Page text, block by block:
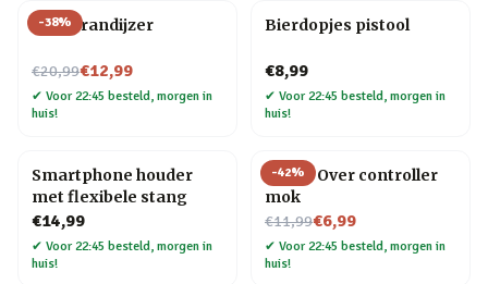
-38%
BBQ brandijzer
€20,99
Nu voor€12,99
✔ Voor 22:45 besteld, morgen in
huis!
Bierdopjes pistool
€8,99
✔ Voor 22:45 besteld, morgen in
huis!
Smartphone houder
met flexibele stang
€14,99
✔ Voor 22:45 besteld, morgen in
huis!
-42%
Game Over controller
mok
€11,99
Nu voor€6,99
✔ Voor 22:45 besteld, morgen in
huis!